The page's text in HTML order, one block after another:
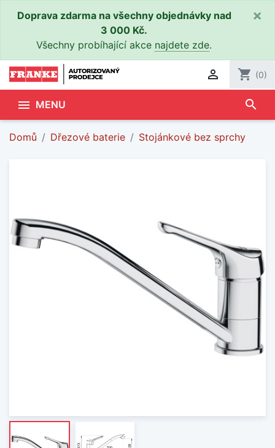
Doprava zdarma na všechny objednávky nad
3 000 Kč.
Všechny probíhající akce najdete zde.
×
 shopping_cart (0)
 MENU search
Domů Dřezové baterie Stojánkové bez sprchy